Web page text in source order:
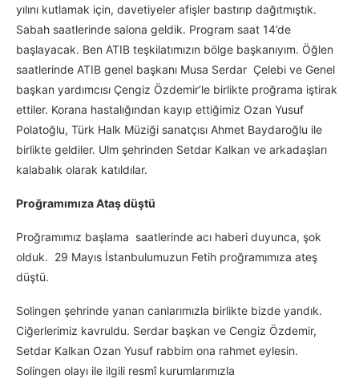
yılını kutlamak için, davetiyeler afişler bastırıp dağıtmıştık.
Sabah saatlerinde salona geldik. Program saat 14’de
başlayacak. Ben ATIB teşkilatımızın bölge başkanıyım. Öğlen
saatlerinde ATIB genel başkanı Musa Serdar Çelebi ve Genel
başkan yardımcısı Çengiz Özdemir’le birlikte proğrama iştirak
ettiler. Korana hastalığından kayıp ettiğimiz Ozan Yusuf
Polatoğlu, Türk Halk Müziği sanatçısı Ahmet Baydaroğlu ile
birlikte geldiler. Ulm şehrinden Setdar Kalkan ve arkadaşları
kalabalık olarak katıldılar.
Proğramımıza Ataş düştü
Proğramımız başlama saatlerinde acı haberi duyunca, şok
olduk. 29 Mayıs İstanbulumuzun Fetih proğramımıza ateş
düştü.
Solingen şehrinde yanan canlarımızla birlikte bizde yandık.
Ciğerlerimiz kavruldu. Serdar başkan ve Cengiz Özdemir,
Setdar Kalkan Ozan Yusuf rabbim ona rahmet eylesin.
Solingen olayı ile ilgili resmî kurumlarımızla